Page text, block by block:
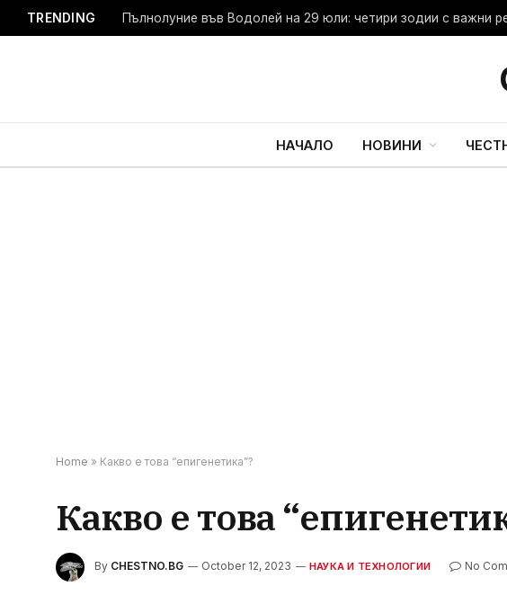
TRENDING Пълнолуние във Водолей на 29 юли: четири зодии с важни
НАЧАЛО НОВИНИ
Home » Какво е това “епигенетика”?
Какво е това
By CHESTNO.BG October 12, 2023 НАУКА И ТЕХНОЛОГИИ No